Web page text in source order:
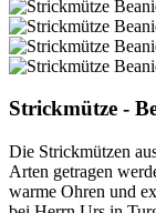
Strickmütze -
Die Strickmützen
Arten getragen
warme Ohren und